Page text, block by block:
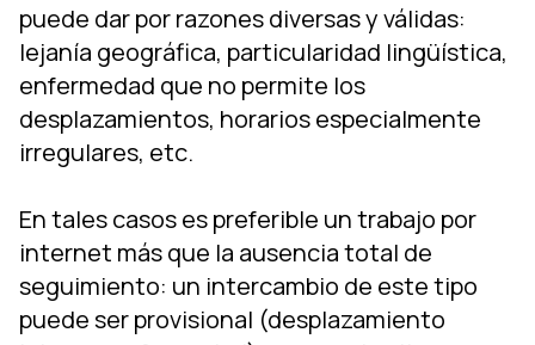
puede dar por razones diversas y válidas:
lejanía geográfica, particularidad lingüística,
enfermedad que no permite los
desplazamientos, horarios especialmente
irregulares, etc.
En tales casos es preferible un trabajo por
internet más que la ausencia total de
seguimiento: un intercambio de este tipo
puede ser provisional (desplazamiento